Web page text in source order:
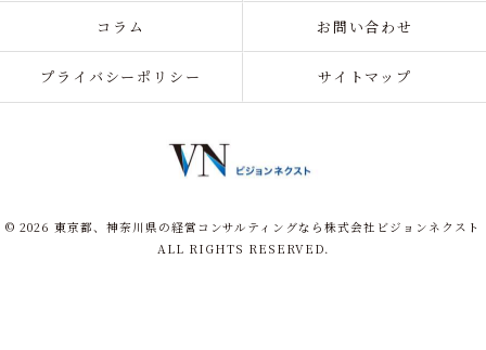
コラム お問い合わせ
プライバシーポリシー サイトマップ
© 2026 東京都、神奈川県の経営コンサルティングなら株式会社ビジョンネクスト
ALL RIGHTS RESERVED.